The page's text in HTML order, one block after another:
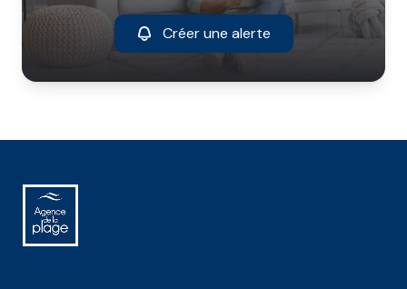
Créer une alerte